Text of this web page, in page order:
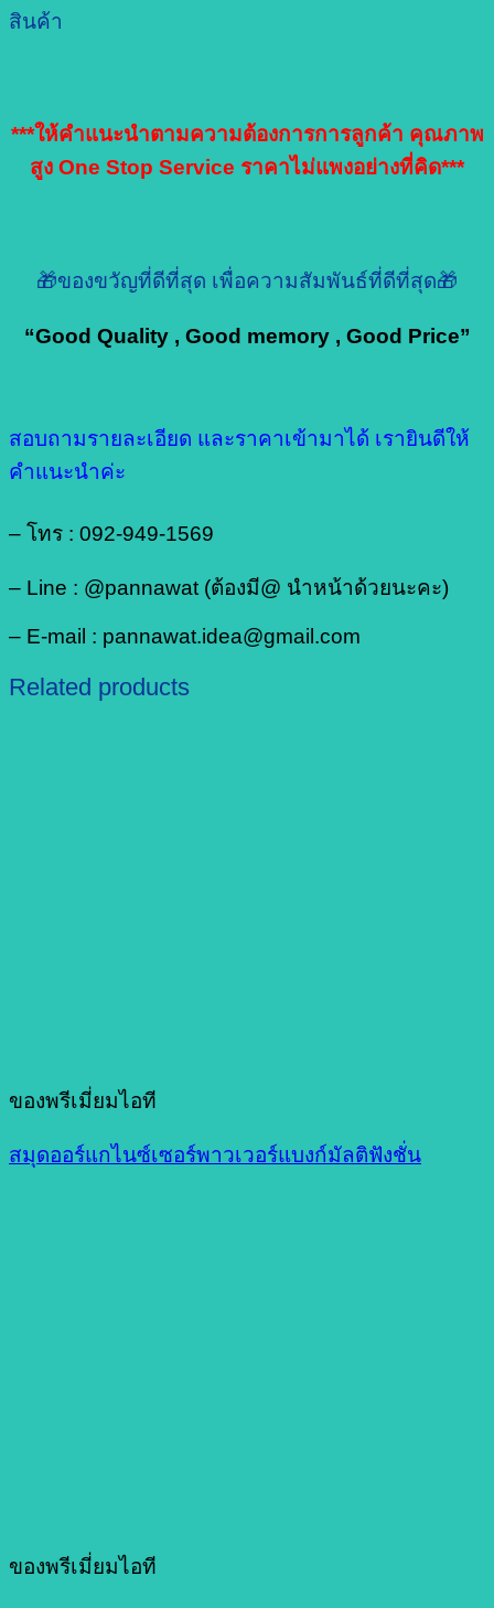
สินค้า
***ให้คำแนะนำตามความต้องการการลูกค้า คุณภาพ
สูง One Stop Service ราคาไม่แพงอย่างที่คิด***
🎁ของขวัญที่ดีที่สุด เพื่อความสัมพันธ์ที่ดีที่สุด🎁
“Good Quality , Good memory , Good Price”
สอบถามรายละเอียด และราคาเข้ามาได้ เรายินดีให้
คำแนะนำค่ะ
– โทร : 092-949-1569
– Line : @pannawat (ต้องมี@ นำหน้าด้วยนะคะ)
– E-mail : pannawat.idea@gmail.com
Related products
ของพรีเมี่ยมไอที
สมุดออร์แกไนซ์เซอร์พาวเวอร์แบงก์มัลติฟังชั่น
ของพรีเมี่ยมไอที